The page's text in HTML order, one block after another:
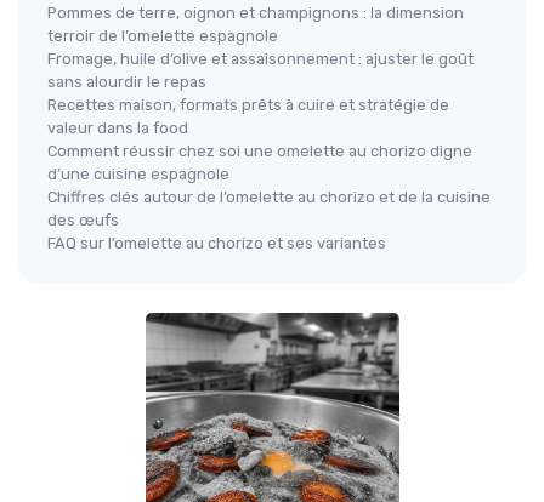
Pommes de terre, oignon et champignons : la dimension
terroir de l’omelette espagnole
Fromage, huile d’olive et assaisonnement : ajuster le goût
sans alourdir le repas
Recettes maison, formats prêts à cuire et stratégie de
valeur dans la food
Comment réussir chez soi une omelette au chorizo digne
d’une cuisine espagnole
Chiffres clés autour de l’omelette au chorizo et de la cuisine
des œufs
FAQ sur l’omelette au chorizo et ses variantes